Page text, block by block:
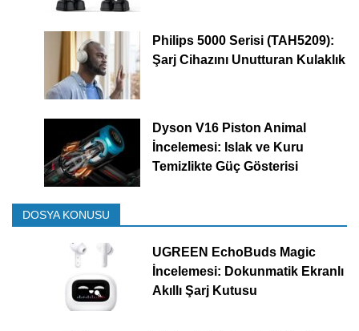
Philips 5000 Serisi (TAH5209):
Şarj Cihazını Unutturan Kulaklık
Dyson V16 Piston Animal
İncelemesi: Islak ve Kuru
Temizlikte Güç Gösterisi
DOSYA KONUSU
UGREEN EchoBuds Magic
İncelemesi: Dokunmatik Ekranlı
Akıllı Şarj Kutusu